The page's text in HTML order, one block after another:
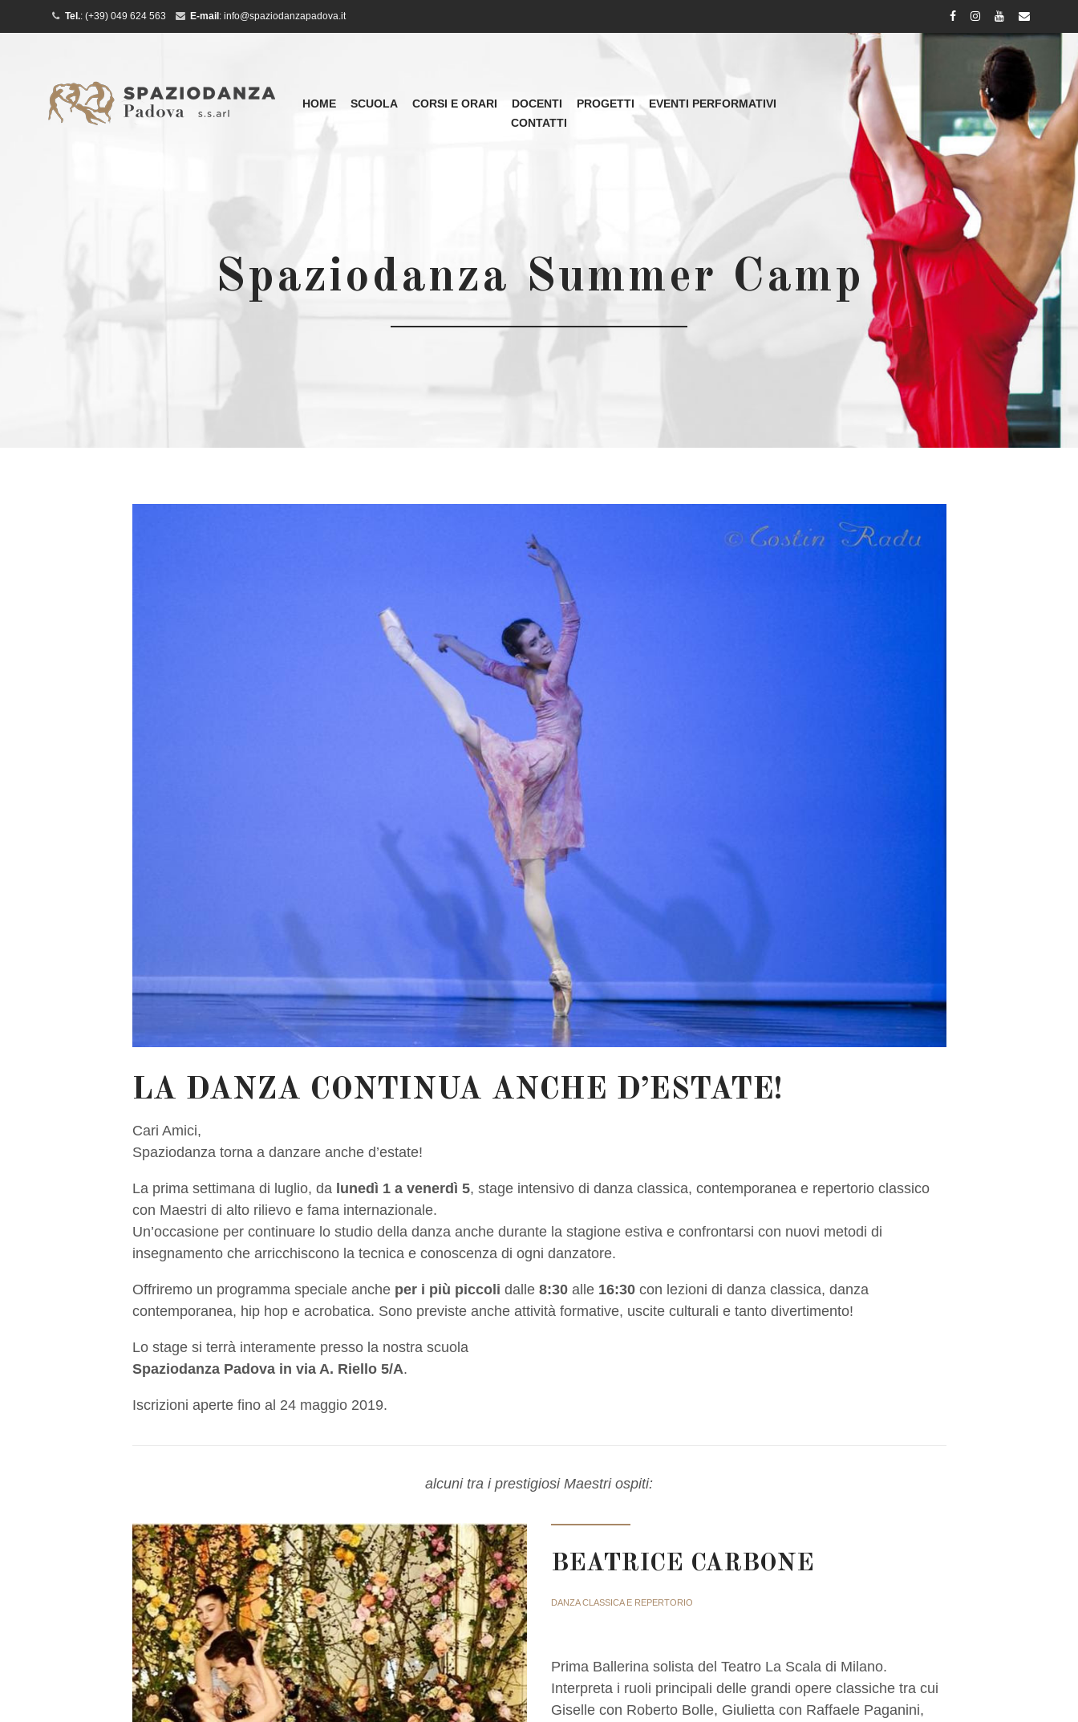
Tel.: (+39) 049 624 563 E-mail : info@spaziodanzapadova.it
HOME SCUOLA CORSI E ORARI DOCENTI PROGETTI
EVENTI PERFORMATIVI
CONTATTI
Spaziodanza Summer Camp
LA DANZA CONTINUA ANCHE D’ESTATE!
Cari Amici,
Spaziodanza torna a danzare anche d’estate!
La prima settimana di luglio, da lunedì 1 a venerdì 5, stage intensivo di danza classica, contemporanea e repertorio classico
con Maestri di alto rilievo e fama internazionale.
Un’occasione per continuare lo studio della danza anche durante la stagione estiva e confrontarsi con nuovi metodi di
insegnamento che arricchiscono la tecnica e conoscenza di ogni danzatore.
Offriremo un programma speciale anche per i più piccoli dalle8:30alle 16:30con lezioni di danza classica, danza
contemporanea, hip hop e acrobatica. Sono previste anche attività formative, uscite culturali e tanto divertimento!
Lo stage si terrà interamente presso la nostra scuola
Spaziodanza Padova in via A. Riello 5/A.
Iscrizioni aperte fino al 24 maggio 2019.
alcuni tra i prestigiosi Maestri ospiti:
BEATRICE CARBONE
DANZA CLASSICA E REPERTORIO
Prima Ballerina solista del Teatro La Scala di Milano.
Interpreta i ruoli principali delle grandi opere classiche tra cui
Giselle con Roberto Bolle, Giulietta con Raffaele Paganini,